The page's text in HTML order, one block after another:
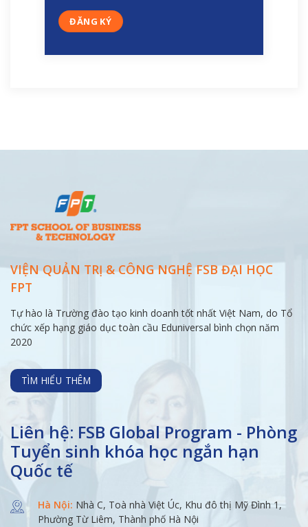
VIỆN QUẢN TRỊ & CÔNG NGHỆ FSB ĐẠI HỌC
FPT
Tự hào là Trường đào tạo kinh doanh tốt nhất Việt Nam, do Tổ
chức xếp hạng giáo dục toàn cầu Eduniversal bình chọn năm
2020
TÌM HIỂU THÊM
Liên hệ: FSB Global Program - Phòng
Tuyển sinh khóa học ngắn hạn
Quốc tế
Hà Nội: Nhà C, Toà nhà Việt Úc, Khu đô thị Mỹ Đình 1,
Phường Từ Liêm, Thành phố Hà Nội